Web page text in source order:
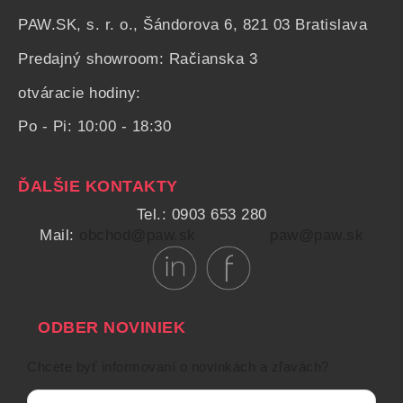
PAW.SK, s. r. o., Šándorova 6, 821 03 Bratislava
Predajný showroom: Račianska 3
otváracie hodiny:
Po - Pi: 10:00 - 18:30
ĎALŠIE KONTAKTY
Tel.: 0903 653 280
Mail:
ODBER NOVINIEK